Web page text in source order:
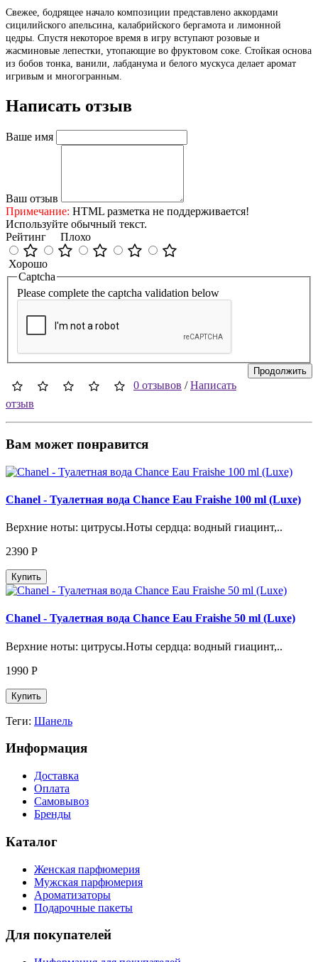
Свежее, бодрящее начало композиции представлено аккордами
сицилийского апельсина, калабрийского бергамота и лимонной
цедры. Спустя некоторое время в игру вступают розовые и
жасминовые лепестки, утопающие во фруктовом соке. Стойкая основа
из бобов тонка, ванили, лабданума и белого мускуса делает аромат
игривым и многогранным.
Написать отзыв
Ваше имя
Ваш отзыв
Примечание: HTML разметка не поддерживается!
Используйте обычный текст.
Рейтинг Плохо
Хорошо
Captcha
Please complete the captcha validation below
Продолжить
0 отзывов /Написать
отзыв
Вам может понравится
Chanel - Туалетная вода Chance Eau Fraishe 100 ml (Luxe)
Верхние ноты: цитрусы.Ноты сердца: водный гиацинт,..
2390 Р
Купить
Chanel - Туалетная вода Chance Eau Fraishe 50 ml (Luxe)
Верхние ноты: цитрусы.Ноты сердца: водный гиацинт,..
1990 Р
Купить
Теги: Шанель
Информация
Доставка
Оплата
Самовывоз
Бренды
Каталог
Женская парфюмерия
Мужская парфюмерия
Ароматизаторы
Подарочные пакеты
Для покупателей